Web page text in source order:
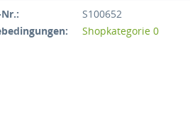
S100652
Shopkategorie 0